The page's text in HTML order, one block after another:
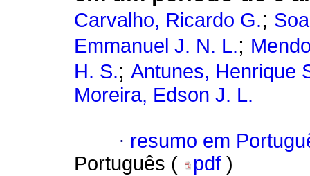
Carvalho, Ricardo G.;
Emmanuel J. N. L.;
H. S.; Antunes, Henrique
Moreira, Edson J. L.
· resumo em
Português (
pdf )